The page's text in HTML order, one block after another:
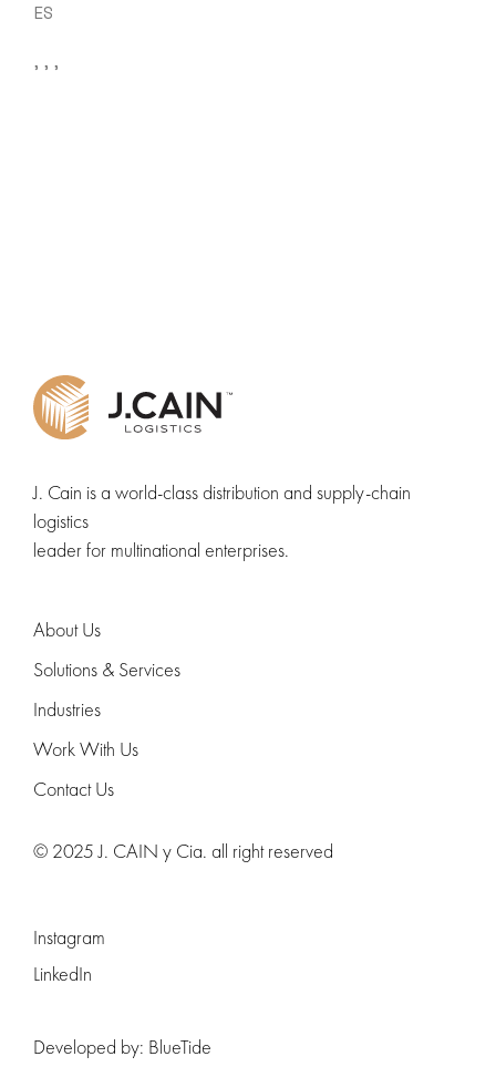
ES
J. Cain is a world-class distribution and supply-chain
logistics
leader for multinational enterprises.
About Us
Solutions & Services
Industries
Work With Us
Contact Us
© 2025 J. CAIN y Cia. all right reserved
Instagram
LinkedIn
Developed by: BlueTide